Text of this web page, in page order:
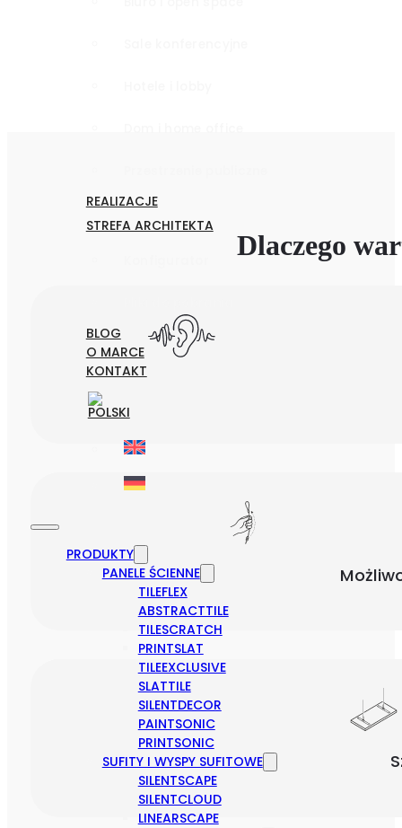
REALIZACJE
STREFA ARCHITEKTA
BLOG
O MARCE
KONTAKT
PRODUKTY
PANELE ŚCIENNE
TILEFLEX
ABSTRACTTILE
TILESCRATCH
PRINTSLAT
TILEEXCLUSIVE
SLATTILE
SILENTDECOR
PAINTSONIC
PRINTSONIC
SUFITY I WYSPY SUFITOWE
SILENTSCAPE
SILENTCLOUD
LINEARSCAPE
Dlaczego